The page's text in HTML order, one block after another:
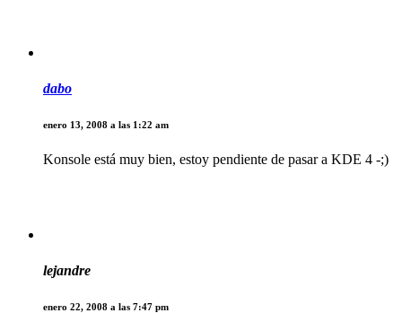
dabo
enero 13, 2008 a las 1:22 am
Konsole está muy bien, estoy pendiente de pasar a KDE 4 -;)
lejandre
enero 22, 2008 a las 7:47 pm